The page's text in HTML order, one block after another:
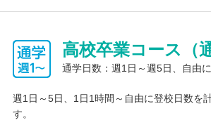
高校卒業コース（
通学日数：週1日～週5日、自由
週1日～5日、1日1時間～自由に登校日数を
す。